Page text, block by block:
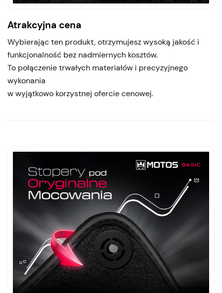
Atrakcyjna cena
Wybierając ten produkt, otrzymujesz wysoką jakość i
funkcjonalność bez nadmiernych kosztów.
To połączenie trwałych materiałów i precyzyjnego
wykonania
w wyjątkowo korzystnej ofercie cenowej.